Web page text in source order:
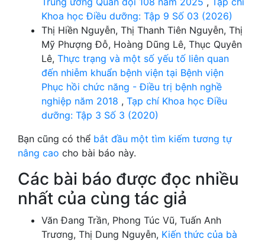
Khoa học Điều dưỡng: Tập 9 Số 03 (2026)
Thị Hiền Nguyễn, Thị Thanh Tiên Nguyễn, Thị
Mỹ Phượng Đỗ, Hoàng Dũng Lê, Thục Quyên
Lê, Thực trạng và một số yếu tố liên quan
đến nhiễm khuẩn bệnh viện tại Bệnh viện
Phục hồi chức năng - Điều trị bệnh nghề
nghiệp năm 2018 , Tạp chí Khoa học Điều
dưỡng: Tập 3 Số 3 (2020)
Bạn cũng có thể bắt đầu một tìm kiếm tương tự
nâng cao cho bài báo này.
Các bài báo được đọc nhiều
nhất của cùng tác giả
Văn Đang Trần, Phong Túc Vũ, Tuấn Anh
Trương, Thị Dung Nguyễn, Kiến thức của bà